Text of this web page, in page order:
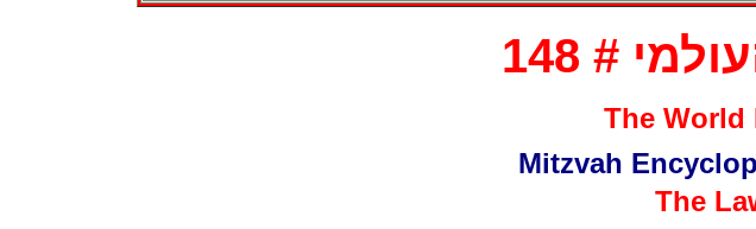
# 148
The World
The